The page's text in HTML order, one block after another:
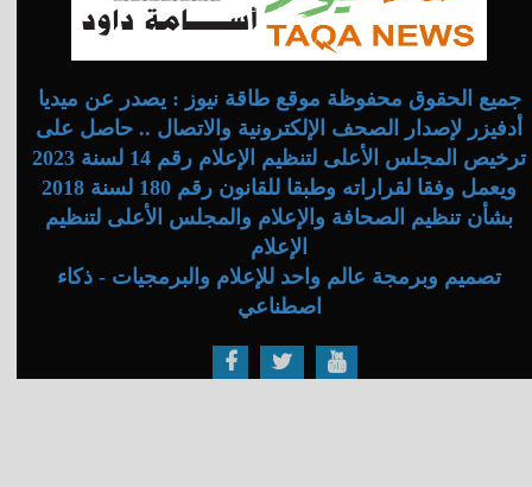
جميع الحقوق محفوظة موقع طاقة نيوز : يصدر عن ميديا
أدفيزر لإصدار الصحف الإلكترونية والاتصال .. حاصل على
ترخيص المجلس الأعلى لتنظيم الإعلام رقم 14 لسنة 2023
ويعمل وفقا لقراراته وطبقا للقانون رقم 180 لسنة 2018
بشأن تنظيم الصحافة والإعلام والمجلس الأعلى لتنظيم
الإعلام
تصميم وبرمجة عالم واحد للإعلام والبرمجيات - ذكاء
اصطناعي